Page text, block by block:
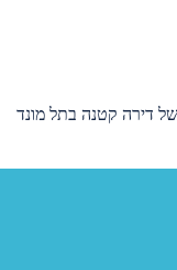
של דירה קטנה בתל מונד